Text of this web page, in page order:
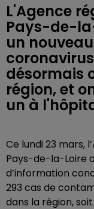
L'Agence
Pays-de-
un
désormais
région, et
un à
Ce lundi 23 mars,
Pays-de-la-Loire
d’information
293 cas de
dans la région,